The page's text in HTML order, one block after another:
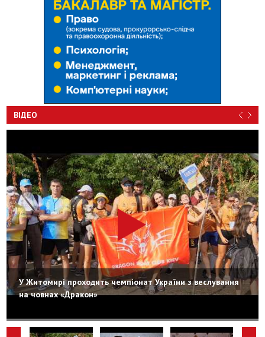
ВІДЕО
У Житомирі проходить чемпіонат України з веслування
на човнах «Дракон»